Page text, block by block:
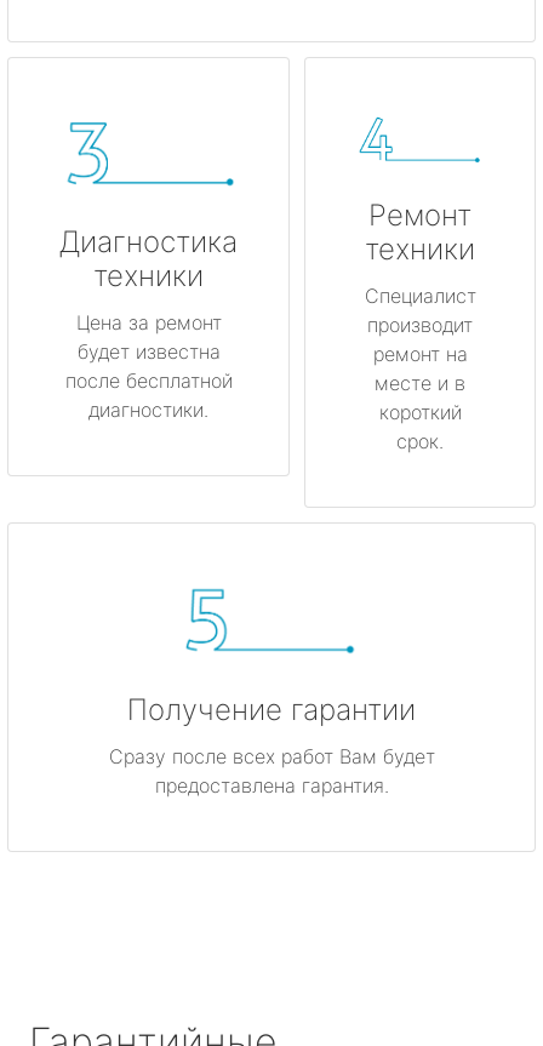
Диагностика
техники
Цена за ремонт
будет известна
после бесплатной
диагностики.
Ремонт
техники
Специалист
производит
ремонт на
месте и в
короткий
срок.
Получение гарантии
Сразу после всех работ Вам будет
предоставлена гарантия.